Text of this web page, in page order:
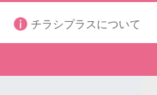
チラシプラスについて